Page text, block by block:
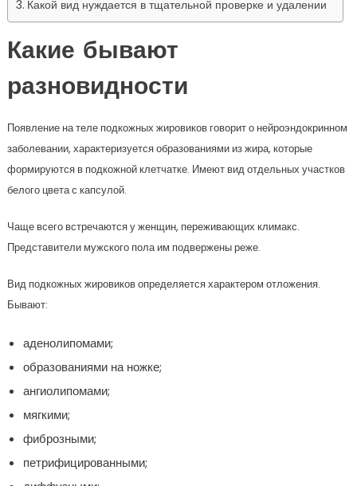
Какой вид нуждается в тщательной проверке и удалении
Какие бывают
разновидности
Появление на теле подкожных жировиков говорит о нейроэндокринном
заболевании, характеризуется образованиями из жира, которые
формируются в подкожной клетчатке. Имеют вид отдельных участков
белого цвета с капсулой.
Чаще всего встречаются у женщин, переживающих климакс.
Представители мужского пола им подвержены реже.
Вид подкожных жировиков определяется характером отложения.
Бывают:
аденолипомами;
образованиями на ножке;
ангиолипомами;
мягкими;
фиброзными;
петрифицированными;